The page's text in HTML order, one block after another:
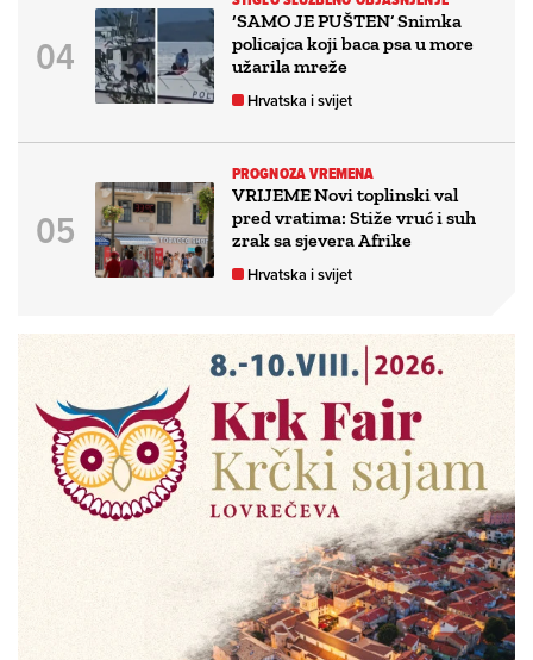
‘SAMO JE PUŠTEN’ Snimka
policajca koji baca psa u more
užarila mreže
Hrvatska i svijet
PROGNOZA VREMENA
VRIJEME Novi toplinski val
pred vratima: Stiže vruć i suh
zrak sa sjevera Afrike
Hrvatska i svijet